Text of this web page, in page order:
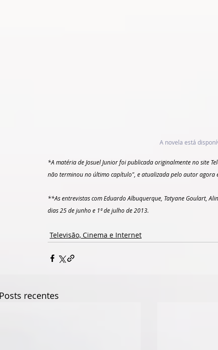
A novela está
*A matéria de Josuel Junior foi publicada originalmente no site
não terminou no último capítulo", e atualizada pelo autor agora
**As entrevistas com Eduardo Albuquerque, Tatyane Goulart,
dias 25 de junho e 1ª de julho de 2013.
Televisão, Cinema e Internet
recentes